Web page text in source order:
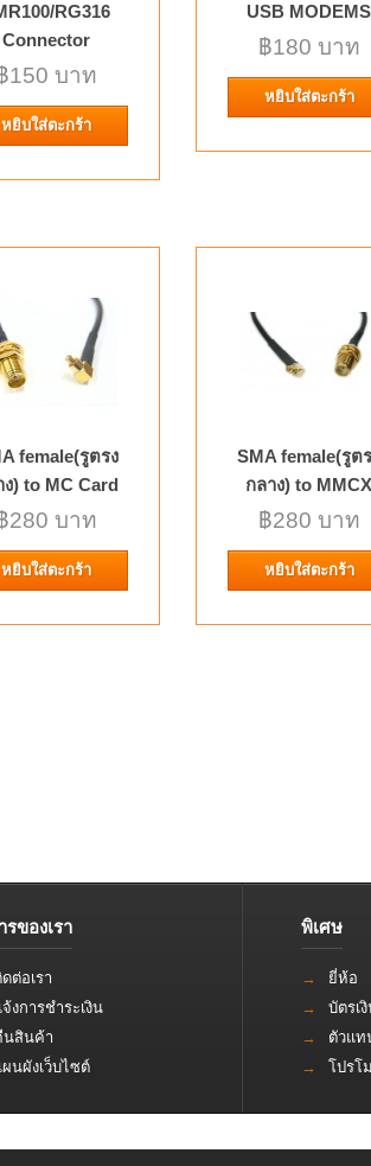
MCX Male
MCX Male Crimp for
Description 1.Product
Connector
MMCX Male RA
SMA female
MODEMS
SMA Female to CRC9
ชนิดนี้ใช้ต่อกับอุปกรณ์ข
SMA female
Detailed Product
SMA female(
angle pigtail
RG316
Connector
150 บาท
หยิบใส่ตะกร้า
USB MODEMS
฿180 บาท
หยิบใส่ตะกร้า
female(รูตรง
ง) to MC Card
280 บาท
หยิบใส่ตะกร้า
SMA female(รูต
กลาง) to MMCX
฿280 บาท
หยิบใส่ตะกร้า
รของเรา
ต่อเรา
งการชำระเงิน
นสินค้า
นผังเว็บไซต์
พิเศษ
ยี่ห้อ
บัตรเ
ตัวแท
โปรโ